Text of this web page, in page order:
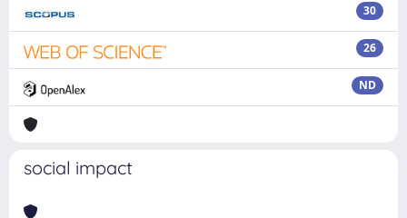
30
26
ND
social impact